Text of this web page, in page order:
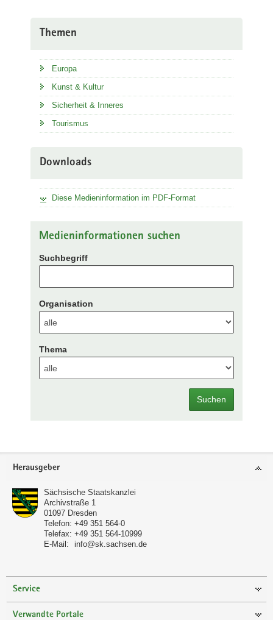
Themen
Europa
Kunst & Kultur
Sicherheit & Inneres
Tourismus
Downloads
Diese Medieninformation im PDF-Format
Medieninformationen suchen
Suchbegriff
Organisation
Thema
Suchen
Footer-
Herausgeber
Sächsische Staatskanzlei
Archivstraße 1
01097 Dresden
Telefon: +49 351 564-0
Telefax: +49 351 564-10999
E-Mail:
info@sk.sachsen.de
Service
Verwandte Portale